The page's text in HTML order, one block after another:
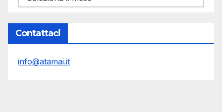
Contattaci
info@atamai.it